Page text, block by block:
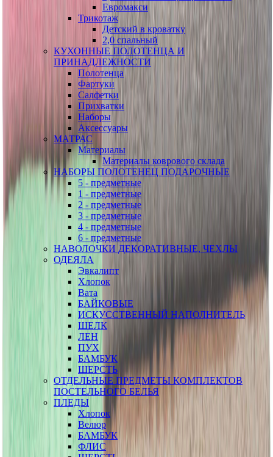
Евромакси
Трикотаж
Детский в кроватку
2,0 спальный
КУХОННЫЕ ПОЛОТЕНЦА И
ПРИНАДЛЕЖНОСТИ
Полотенца
Фартуки
Салфетки
Прихватки
Наборы
Аксессуары
МАТРАС
Материалы
Материалы коврового склада
НАБОРЫ ПОЛОТЕНЕЦ ПОДАРОЧНЫЕ
5 - предметные
1 - предметные
2 - предметные
3 - предметные
4 - предметные
6 - предметные
НАВОЛОЧКИ ДЕКОРАТИВНЫЕ, ЧЕХЛЫ
ОДЕЯЛА
Эвкалипт
Хлопок
Вата
БАЙКОВЫЕ
ИСКУССТВЕННЫЙ НАПОЛНИТЕЛЬ
ШЕЛК
ЛЕН
ПУХ
БАМБУК
ШЕРСТЬ
ОТДЕЛЬНЫЕ ПРЕДМЕТЫ КОМПЛЕКТОВ
ПОСТЕЛЬНОГО БЕЛЬЯ
ПЛЕДЫ
Хлопок
Велюр
БАМБУК
ФЛИС